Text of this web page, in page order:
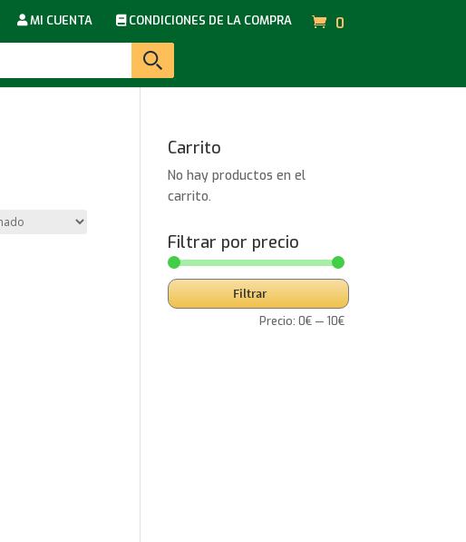
MI CUENTA CONDICIONES DE LA COMPRA 0
Carrito
No hay productos en el
carrito.
Filtrar por precio
Precio
mínimo
Precio
máximo
Filtrar
Precio: 0€— 10€